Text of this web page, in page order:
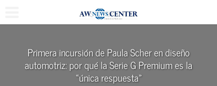
Primera incursión de Paula Scher en diseño
automotriz: por qué la Serie G Premium es la
«única respuesta»